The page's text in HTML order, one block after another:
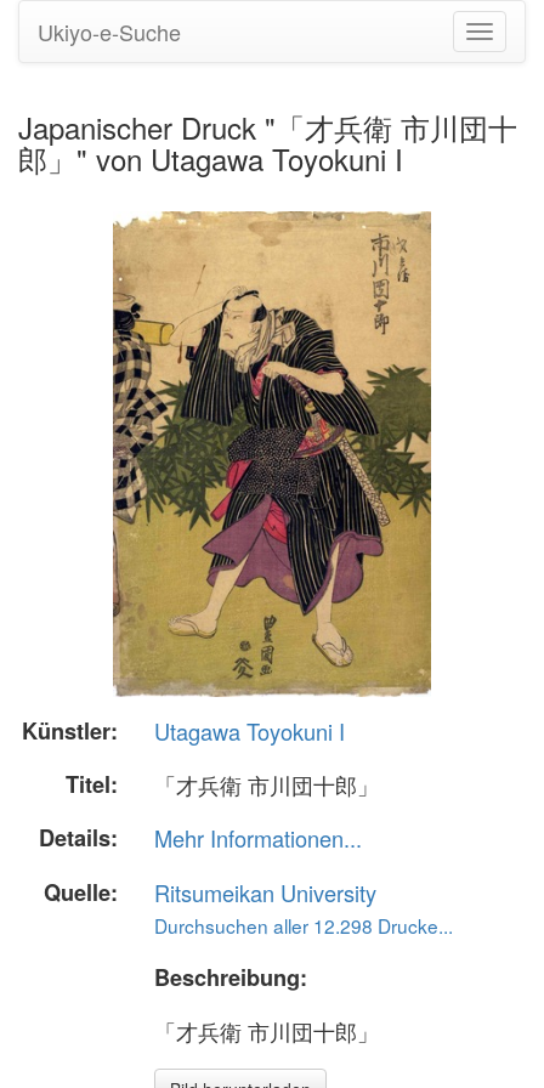
Ukiyo-e-Suche
Japanischer Druck "「才兵衛 市川団十
郎」" von Utagawa Toyokuni I
Künstler:
Utagawa Toyokuni I
Titel:
「才兵衛 市川団十郎」
Details:
Mehr Informationen...
Quelle:
Ritsumeikan University
Durchsuchen aller 12.298 Drucke...
Beschreibung:
「才兵衛 市川団十郎」